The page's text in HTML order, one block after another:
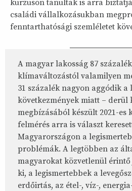
kurzuson tanultak is arra
családi vállalkozásukban
fenntarthatósági szemléletet
A magyar lakosság 87
klímaváltozástól valamilyen
31 százalék nagyon aggódik a
következmények miatt – derül
megbízásából készült 2021-es
felmérés arra is választ
Magyarországon a
problémák. A legtöbben az
magyarokat közvetlenül érintő
ki, a legismertebbek a
erdőirtás, az étel-, víz-,